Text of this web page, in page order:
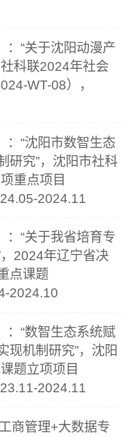
：“关于沈阳动漫产
科联2024年社会
WT-08），
：“沈阳市数智生态
研究”，沈阳市社科
重点项目
2024.11
：“关于我省培育专
2024年辽宁省决
点课题
2024.10
：“数智生态系统赋
现机制研究”，沈阳
题立项项目
2024.11
商管理+大数据专